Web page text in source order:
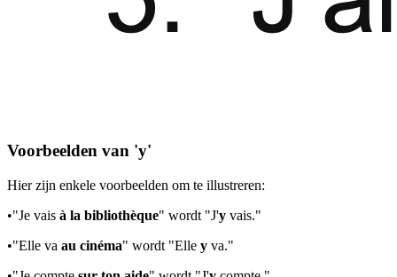
Voorbeelden van 'y'
Hier zijn enkele voorbeelden om te illustreren:
•"Je vais à la bibliothèque" wordt "J'y vais."
•"Elle va au cinéma" wordt "Elle y va."